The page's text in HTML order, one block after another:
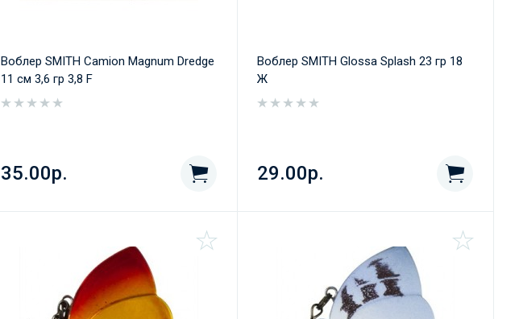
Воблер SMITH Camion Magnum Dredge
11 cм 3,6 гр 3,8 F
35.00р.
Воблер SMITH Glossa Splash 23 гр 18
Ж
29.00р.